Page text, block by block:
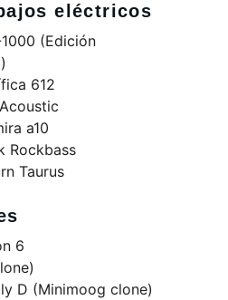
eléctricos
1000 (Edición
612
a10
Rockbass
Taurus
6
D (Minimoog clone)